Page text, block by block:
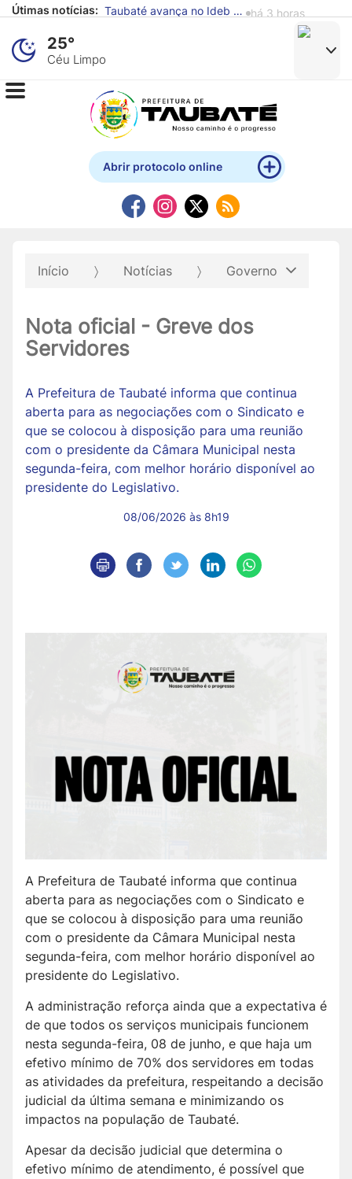
Útimas notícias:
Defesa Civil de Taubaté alerta para previsão de chuva e ventos fortes
há 4 horas
25°
Céu Limpo
Abrir protocolo online
Início Notícias Governo
Nota oficial - Greve dos
Servidores
A Prefeitura de Taubaté informa que continua
aberta para as negociações com o Sindicato e
que se colocou à disposição para uma reunião
com o presidente da Câmara Municipal nesta
segunda-feira, com melhor horário disponível ao
presidente do Legislativo.
08/06/2026 às 8h19
A Prefeitura de Taubaté informa que continua
aberta para as negociações com o Sindicato e
que se colocou à disposição para uma reunião
com o presidente da Câmara Municipal nesta
segunda-feira, com melhor horário disponível ao
presidente do Legislativo.
A administração reforça ainda que a expectativa é
de que todos os serviços municipais funcionem
nesta segunda-feira, 08 de junho, e que haja um
efetivo mínimo de 70% dos servidores em todas
as atividades da prefeitura, respeitando a decisão
judicial da última semana e minimizando os
impactos na população de Taubaté.
Apesar da decisão judicial que determina o
efetivo mínimo de atendimento, é possível que